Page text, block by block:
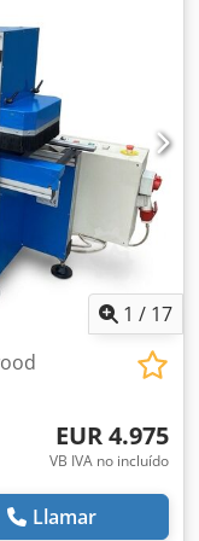
de limpieza
Zapatas de
Sdo Abwerf
de vacío con
con altura de
con una potencia
de inmediato
1 / 17
EUR 4.975
VB IVA no incluído
Llamar